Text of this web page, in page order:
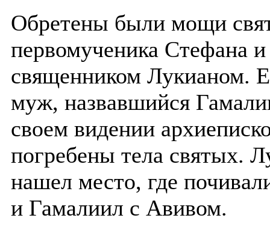
Обретены были мощи
первомученика Стефана
священником Лукианом.
муж, назвавшийся
своем видении
погребены тела святых.
нашел место, где
и Гамалиил с Авивом.